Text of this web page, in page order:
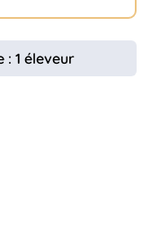
1 éleveur